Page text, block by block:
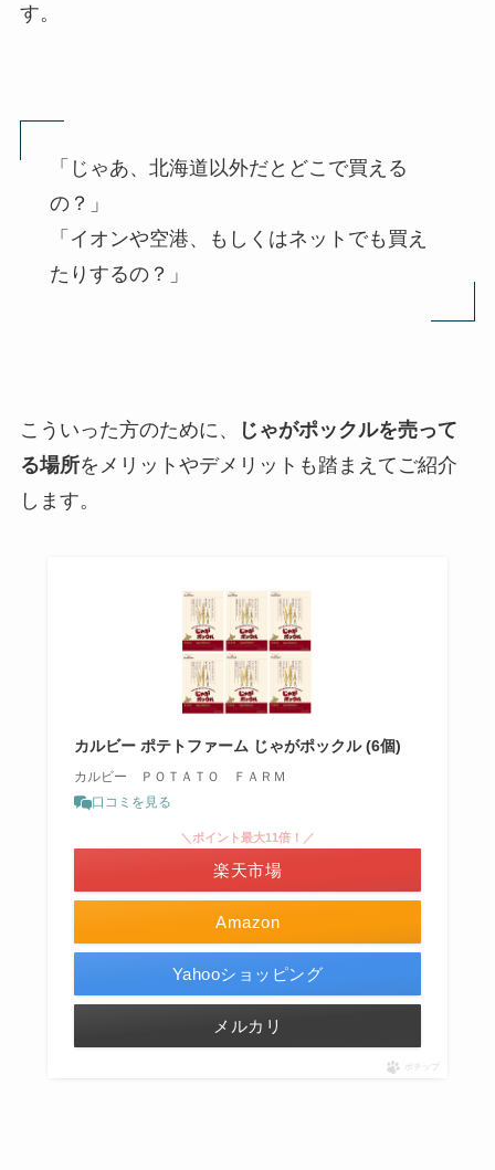
す。
「じゃあ、北海道以外だとどこで買える
の？」
「イオンや空港、もしくはネットでも買え
たりするの？」
こういった方のために、
じゃがポックルを売って
る場所をメリットやデメリットも踏まえてご紹介
します。
カルビー ポテトファーム じゃがポックル (6個)
カルビー ＰＯＴＡＴＯ ＦＡＲＭ
口コミを見る
Amazon
＼ポイント最大11倍！／
楽天市場
Yahooショッピング
メルカリ
ポチップ